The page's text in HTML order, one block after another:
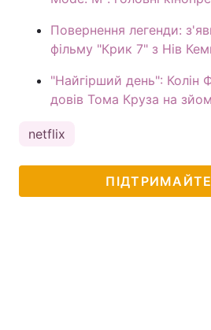
Повернення легенди:
фільму "Крик 7" з Нів
"Найгірший день": Колін
довів Тома Круза на
netflix